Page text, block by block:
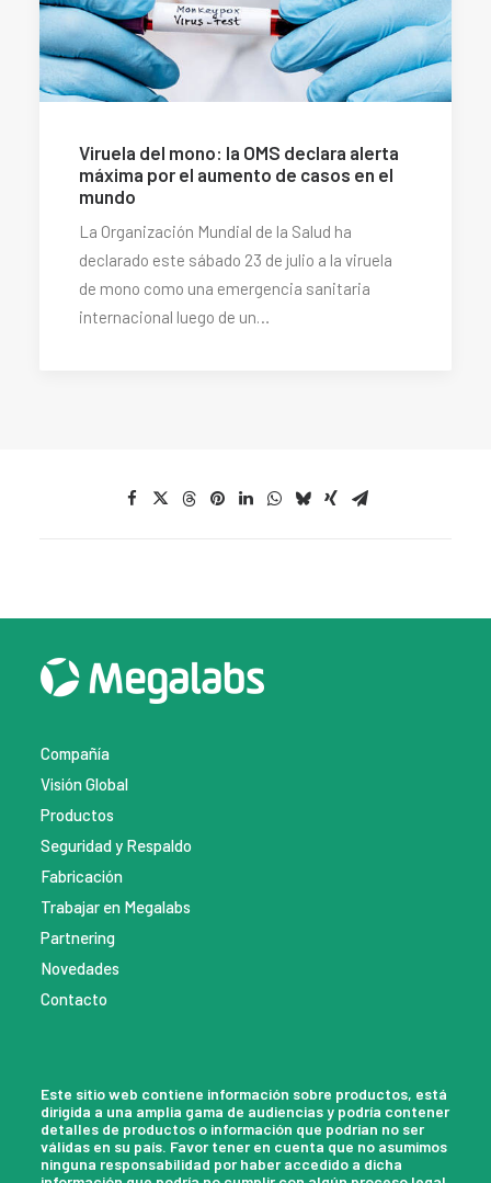
Viruela del mono: la OMS declara alerta
máxima por el aumento de casos en el
mundo
La Organización Mundial de la Salud ha
declarado este sábado 23 de julio a la viruela
de mono como una emergencia sanitaria
internacional luego de un…
Compañía
Visión Global
Productos
Seguridad y Respaldo
Fabricación
Trabajar en Megalabs
Partnering
Novedades
Contacto
Este sitio web contiene información sobre productos, está
dirigida a una amplia gama de audiencias y podría contener
detalles de productos o información que podrían no ser
válidas en su país. Favor tener en cuenta que no asumimos
ninguna responsabilidad por haber accedido a dicha